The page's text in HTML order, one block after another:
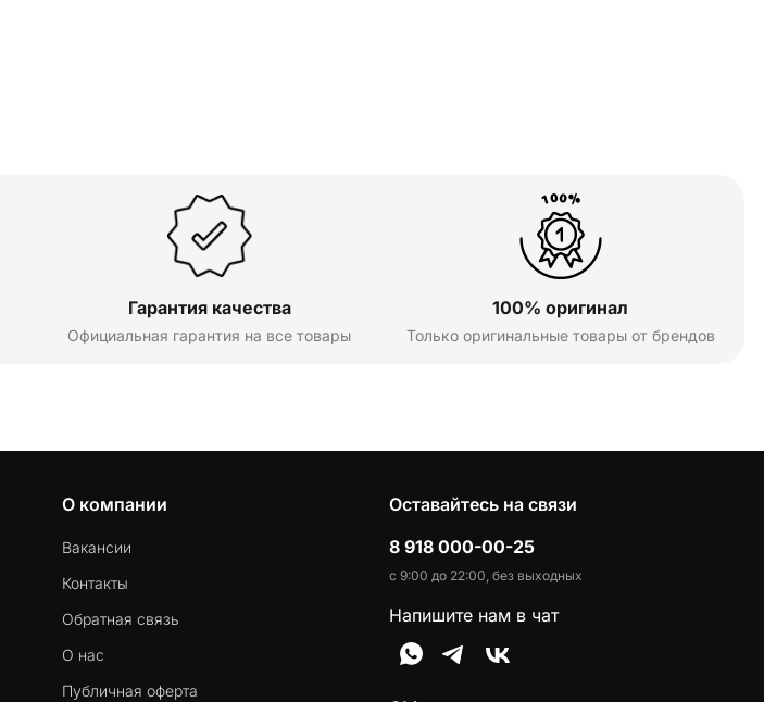
Гарантия качества
Официальная гарантия на все товары
100% оригинал
Только оригинальные товары от брендов
О компании
Вакансии
Контакты
Обратная связь
О нас
Публичная оферта
Оставайтесь на связи
8 918 000-00-25
с 9:00 до 22:00, без выходных
Напишите нам в чат